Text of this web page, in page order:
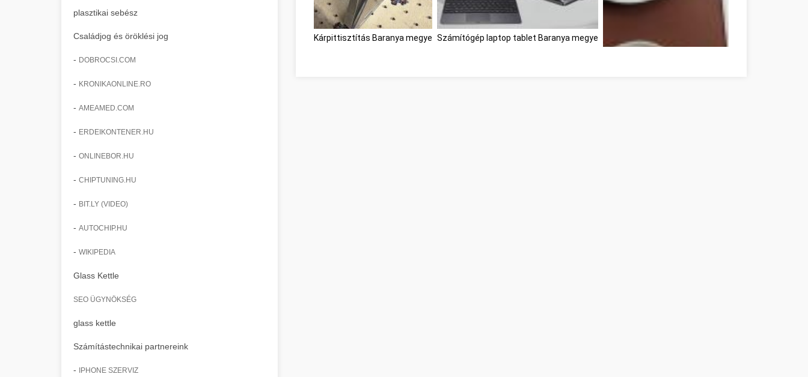
plasztikai sebész
Családjog és öröklési jog
- DOBROCSI.COM
- KRONIKAONLINE.RO
- AMEAMED.COM
- ERDEIKONTENER.HU
- ONLINEBOR.HU
- CHIPTUNING.HU
- BIT.LY (VIDEO)
- AUTOCHIP.HU
- WIKIPEDIA
Glass Kettle
SEO ÜGYNÖKSÉG
glass kettle
Számítástechnikai partnereink
- IPHONE SZERVIZ
Kárpittisztítás Baranya megye Számítógép laptop tablet Baranya megye